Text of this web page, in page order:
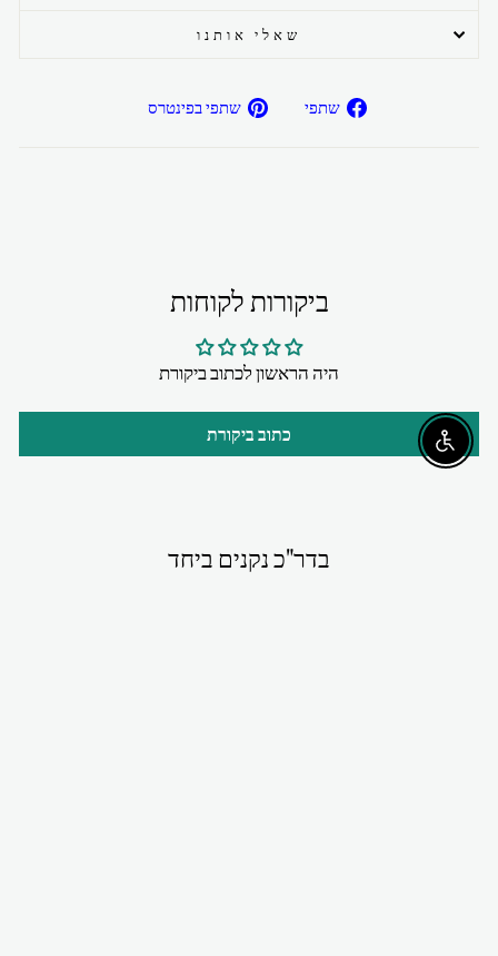
שאלי אותנו
שתפי
שתפ/י שתפי בפינטרס
ביקורות לקוחות
היה הראשון לכתוב ביקורת
כתוב ביקורת
בדר"כ נקנים ביחד
Enable accessibility